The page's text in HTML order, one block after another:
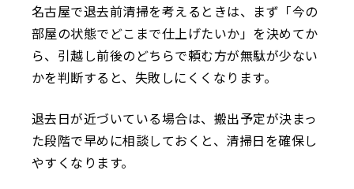
名古屋で退去前清掃を考えるときは、まず「今の
部屋の状態でどこまで仕上げたいか」を決めてか
ら、引越し前後のどちらで頼む方が無駄が少ない
かを判断すると、失敗しにくくなります。
退去日が近づいている場合は、搬出予定が決まっ
た段階で早めに相談しておくと、清掃日を確保し
やすくなります。